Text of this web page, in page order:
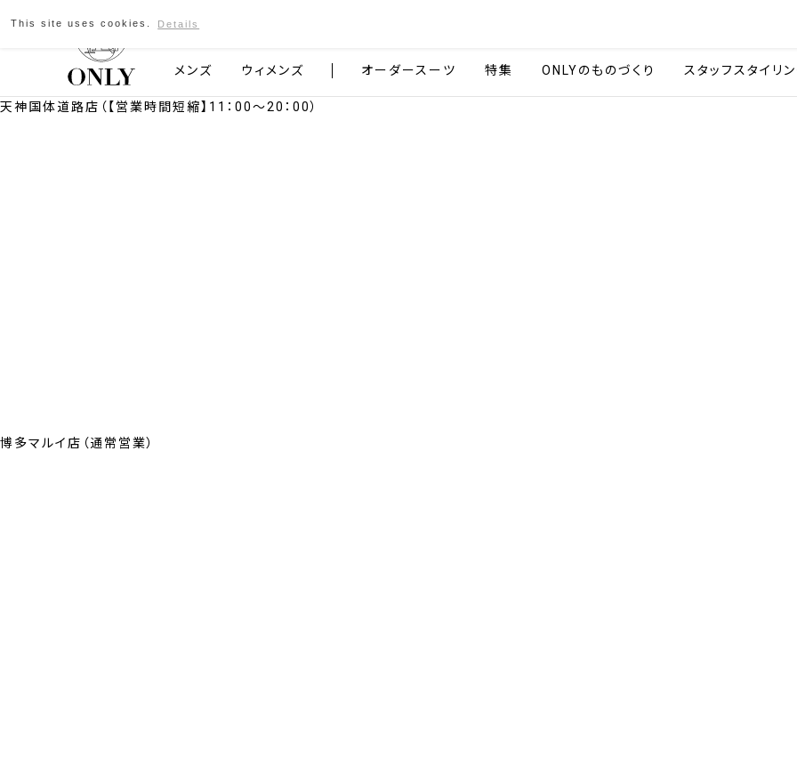
京都発のスーツブランド ONLY
メンズ ウィメンズ オーダースーツ 特集 ONLYのものづくり スタッフスタイリ
天神国体道路店（【営業時間短縮】11：00～20：00）
博多マルイ店（通常営業）
This site uses cookies. Details